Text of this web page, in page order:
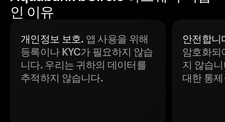
인 이유
개인정보 보호. 앱 사용을 위해
등록이나 KYC가 필요하지 않습
니다. 우리는 귀하의 데이터를
추적하지 않습니다.
안전합니
암호화되
지 않습
대한 통